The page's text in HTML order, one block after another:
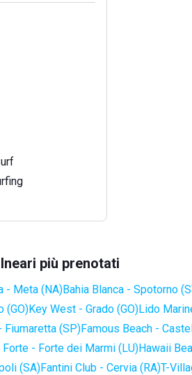
più prenotati
- Meta (NA)Bahia Blanca - Spotorno
(GO)Key West - Grado (GO)Lido
Fiumaretta (SP)Famous Beach -
Forte - Forte dei Marmi (LU)Hawaii
(SA)Fantini Club - Cervia (RA)T-